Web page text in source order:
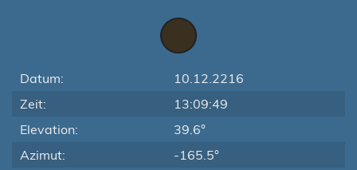
Datum:
10.12.2216
Zeit:
13:09:49
Elevation:
39.6°
Azimut:
-165.5°